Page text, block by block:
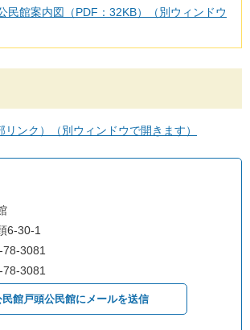
民館案内図（PDF：32KB）（別ウィンドウ
ンク）（別ウィンドウで開きます）
6-30-1
3081
3081
民館戸頭公民館にメールを送信